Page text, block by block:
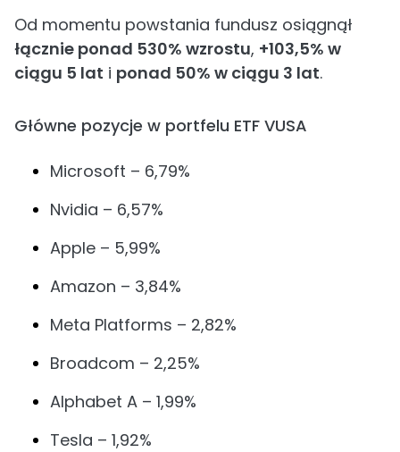
Od momentu powstania fundusz osiągnął
łącznie ponad 530% wzrostu, +103,5% w
ciągu 5 lat i ponad 50% w ciągu 3 lat.
Główne pozycje w portfelu ETF VUSA
Microsoft – 6,79%
Nvidia – 6,57%
Apple – 5,99%
Amazon – 3,84%
Meta Platforms – 2,82%
Broadcom – 2,25%
Alphabet A – 1,99%
Tesla – 1,92%